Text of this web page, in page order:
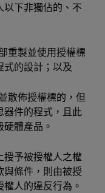
以下非獨佔的、不
重製並使用授權標
式的設計；以及
散佈授權標的，但
器件的程式，且此
體產品。
授予被授權人之權
條件，則由被授
人的違反行為。